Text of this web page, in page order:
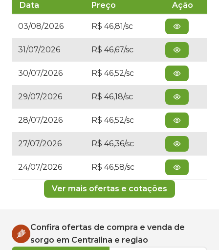
Data Preço Ação
03/08/2026 R$ 46,81/sc
31/07/2026 R$ 46,67/sc
30/07/2026 R$ 46,52/sc
29/07/2026 R$ 46,18/sc
28/07/2026 R$ 46,52/sc
27/07/2026 R$ 46,36/sc
24/07/2026 R$ 46,58/sc
Ver mais ofertas e cotações
Confira ofertas de compra e venda de
sorgo em Centralina e região